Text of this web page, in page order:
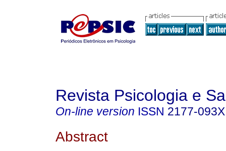
Revista Psicologia e
On-line version ISSN 2177-093X
Abstract